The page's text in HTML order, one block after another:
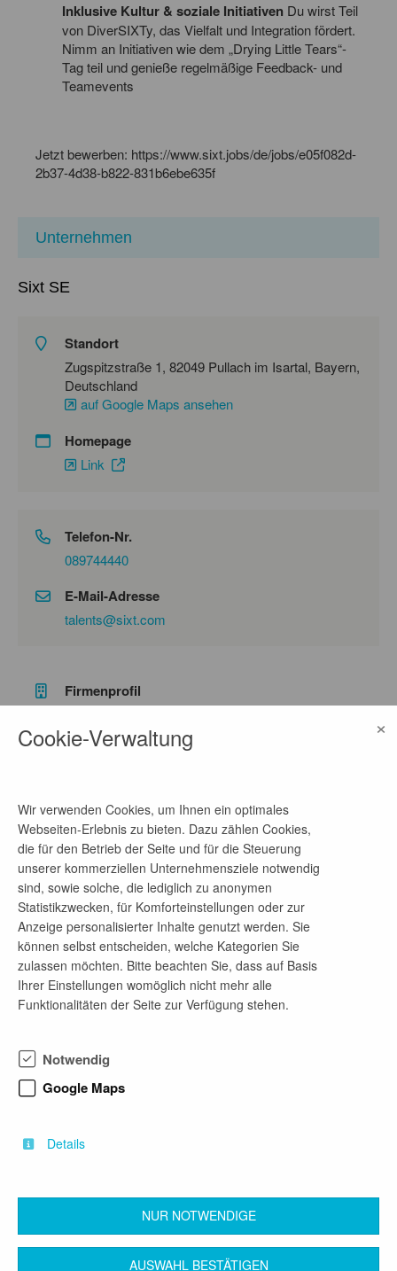
Inklusive Kultur & soziale Initiativen Du wirst Teil
von DiverSIXTy, das Vielfalt und Integration fördert.
Nimm an Initiativen wie dem „Drying Little Tears“-
Tag teil und genieße regelmäßige Feedback- und
Teamevents
Jetzt bewerben: https://www.sixt.jobs/de/jobs/e05f082d-
2b37-4d38-b822-831b6ebe635f
Unternehmen
Sixt SE
Standort
Zugspitzstraße 1, 82049 Pullach im Isartal, Bayern,
Deutschland
auf Google Maps ansehen
Homepage
Link
Telefon-Nr.
089744440
E-Mail-Adresse
talents@sixt.com
Firmenprofil
SIXT ist führender, internationaler Premium-
Anbieter von Mobilitätsdienstleistungen und bringt
SIXT auto abo bieten wir einen einzigartig
integrierten Mobilitätsservice. Unsere Mitarbeiter,
unsere technologische Expertise, der Mut zur
Veränderung und unser Wachstumswille haben
SIXT zu dem gemacht, was es heute ist: eines der
innovativsten, am schnellsten wachsenden und
profitabelsten Mobilitätsunternehmen.
Unser Management-Trainee-Programm "1st
GEAR!" ist der Einstieg in Deine SIXT-Karriere,
geprägt von Abwechslung, Ehrgeiz und Wachstum.
Hier fängt alles an für unsere zukünftigen General
Manager, Area Directors und sogar
echte Verantwortung. Am Ende wartet eine
garantierte Managementposition auf Dich.
#TeamOrange!
zurück
Cookie-Verwaltung ×
Wir verwenden Cookies, um Ihnen ein optimales
Webseiten-Erlebnis zu bieten. Dazu zählen Cookies,
die für den Betrieb der Seite und für die Steuerung
unserer kommerziellen Unternehmensziele notwendig
sind, sowie solche, die lediglich zu anonymen
Statistikzwecken, für Komforteinstellungen oder zur
Anzeige personalisierter Inhalte genutzt werden. Sie
können selbst entscheiden, welche Kategorien Sie
zulassen möchten. Bitte beachten Sie, dass auf Basis
Ihrer Einstellungen womöglich nicht mehr alle
Funktionalitäten der Seite zur Verfügung stehen.
Notwendig
Google Maps
Details
NUR NOTWENDIGE
AUSWAHL BESTÄTIGEN